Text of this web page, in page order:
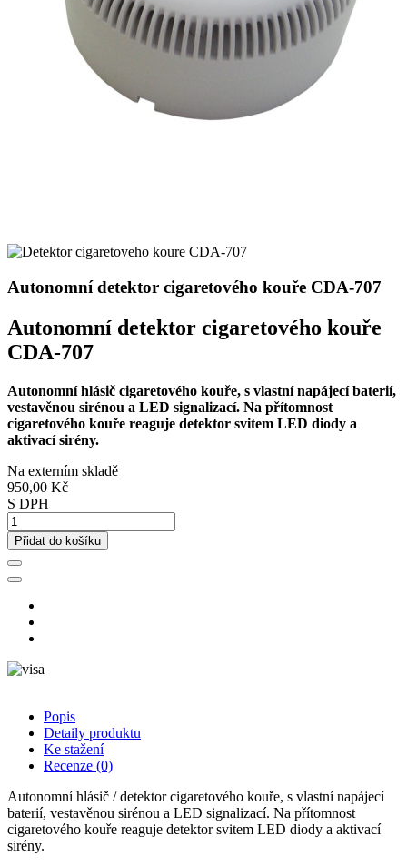
Autonomní detektor cigaretového kouře CDA-707
Autonomní detektor cigaretového kouře
CDA-707
Autonomní hlásič cigaretového kouře, s vlastní napájecí baterií,
vestavěnou sirénou a LED signalizací. Na přítomnost
cigaretového kouře reaguje detektor svitem LED diody a
aktivací sirény.
Na externím skladě
950,00 Kč
S DPH
Přidat do košíku
Popis
Detaily produktu
Ke stažení
Recenze (0)
Autonomní hlásič / detektor cigaretového kouře, s vlastní napájecí
baterií, vestavěnou sirénou a LED signalizací. Na přítomnost
cigaretového kouře reaguje detektor svitem LED diody a aktivací
sirény.